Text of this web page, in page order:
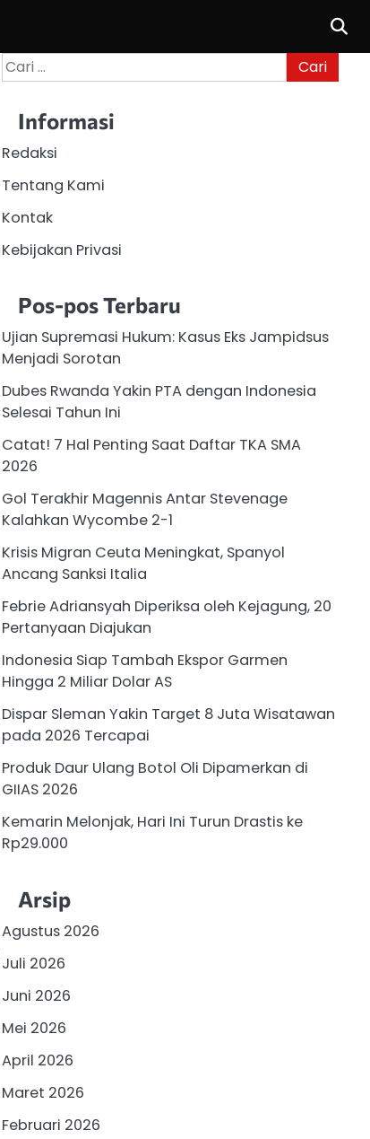
Cari
untuk:
Informasi
Redaksi
Tentang Kami
Kontak
Kebijakan Privasi
Pos-pos Terbaru
Ujian Supremasi Hukum: Kasus Eks Jampidsus
Menjadi Sorotan
Dubes Rwanda Yakin PTA dengan Indonesia
Selesai Tahun Ini
Catat! 7 Hal Penting Saat Daftar TKA SMA
2026
Gol Terakhir Magennis Antar Stevenage
Kalahkan Wycombe 2-1
Krisis Migran Ceuta Meningkat, Spanyol
Ancang Sanksi Italia
Febrie Adriansyah Diperiksa oleh Kejagung, 20
Pertanyaan Diajukan
Indonesia Siap Tambah Ekspor Garmen
Hingga 2 Miliar Dolar AS
Dispar Sleman Yakin Target 8 Juta Wisatawan
pada 2026 Tercapai
Produk Daur Ulang Botol Oli Dipamerkan di
GIIAS 2026
Kemarin Melonjak, Hari Ini Turun Drastis ke
Rp29.000
Arsip
Agustus 2026
Juli 2026
Juni 2026
Mei 2026
April 2026
Maret 2026
Februari 2026